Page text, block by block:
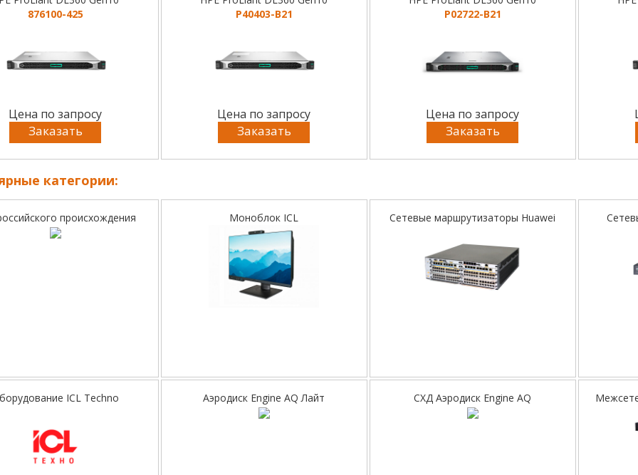
876100-425
Цена по запросу
Заказать
P40403-B21
Цена по запросу
Заказать
P02722-B21
Цена по запросу
Заказать
категории:
происхождения Моноблок ICL Сетевые маршрутизаторы Huawei
ICL Techno Аэродиск Engine AQ Лайт СХД Аэродиск Engine AQ